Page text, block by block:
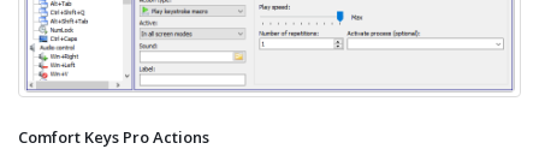
Comfort Keys Pro Actions